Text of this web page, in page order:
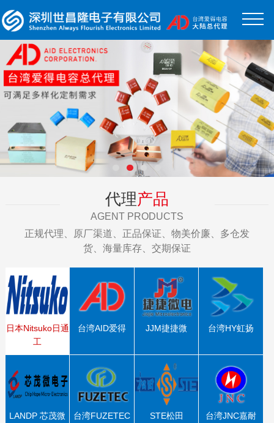
代理产品
AGENT PRODUCTS
正规代理、原厂渠道、正品保证、物美价廉、多仓发
货、海量库存、交期保证
日本Nitsuko日通
工
台湾AID爱得 JJM捷捷微 台湾HY虹扬
LANDP 芯茂微
台湾FUZETEC
STE松田 台湾JNC嘉耐